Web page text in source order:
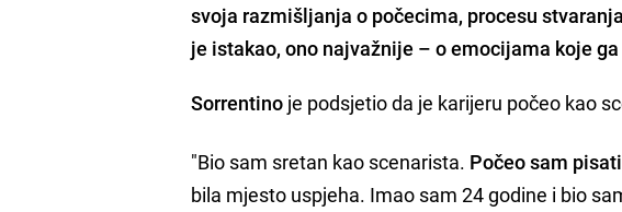
svoja razmišljanja o počecima, procesu
je istakao, ono najvažnije – o emocijama koje
Sorrentino je podsjetio da je karijeru počeo kao
"Bio sam sretan kao scenarista. Počeo sam
bila mjesto uspjeha. Imao sam 24 godine i bio